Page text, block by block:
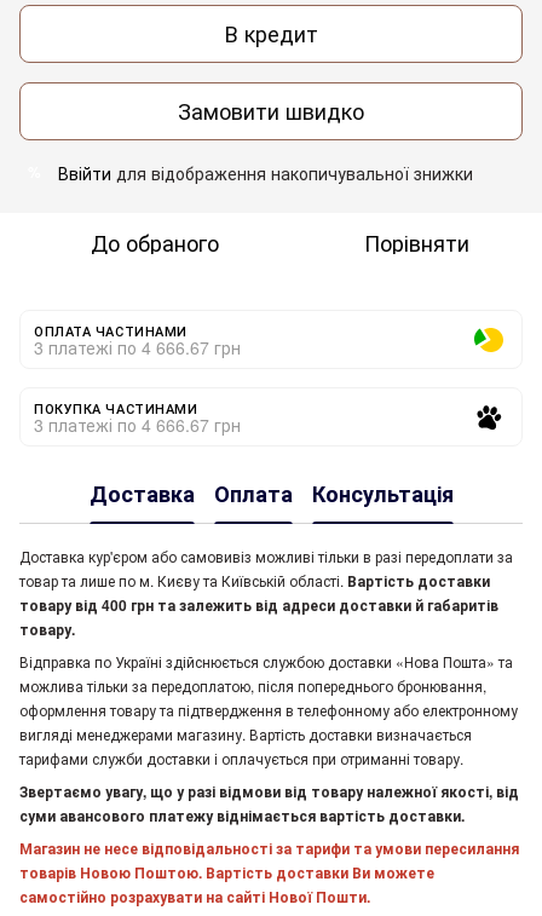
В кредит
Замовити швидко
Ввійти для відображення накопичувальної знижки
До обраного Порівняти
ОПЛАТА ЧАСТИНАМИ
3 платежі по 4 666.67 грн
ПОКУПКА ЧАСТИНАМИ
3 платежі по 4 666.67 грн
Доставка Оплата Консультація
Доставка кур'єром або самовивіз можливі тільки в разі передоплати за
товар та лише по м. Києву та Київській області. Вартість доставки
товару від 400 грн та залежить від адреси доставки й габаритів
товару.
Відправка по Україні здійснюється службою доставки «Нова Пошта» та
можлива тільки за передоплатою, після попереднього бронювання,
оформлення товару та підтвердження в телефонному або електронному
вигляді менеджерами магазину. Вартість доставки визначається
тарифами служби доставки і оплачується при отриманні товару.
Звертаємо увагу, що у разі відмови від товару належної якості, від
суми авансового платежу віднімається вартість доставки.
Магазин не несе відповідальності за тарифи та умови пересилання
товарів Новою Поштою. Вартість доставки Ви можете
самостійно розрахувати на сайті Нової Пошти.